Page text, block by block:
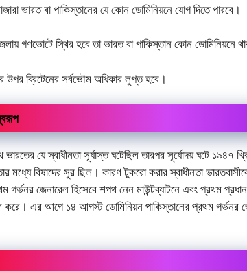
ভারত বা পাকিস্তানের যে কোন ডোমিনিয়নে যোগ দিতে পারবে।
গণভোটে স্থির হবে তা ভারত বা পাকিস্তান কোন ডোমিনিয়নে
উপর ব্রিটেনের সর্বভৌম অধিকার লুপ্ত হবে।‌
ভারতের যে স্বাধীনতা সূর্যাস্ত ঘটেছিল তারপর সূর্যোদয় ঘটে ১৯৪৭
বিষাদের সুর ছিল। কারণ টুকরো করার স্বাধীনতা
গর্ভনর জেনারেল হিসেবে শপথ নেন মাউন্টব্যাটনে এবং প্রথম
করে। এর আগে ১৪ আগস্ট ডোমিনিয়ন পাকিস্তানের প্রথম গর্ভনর